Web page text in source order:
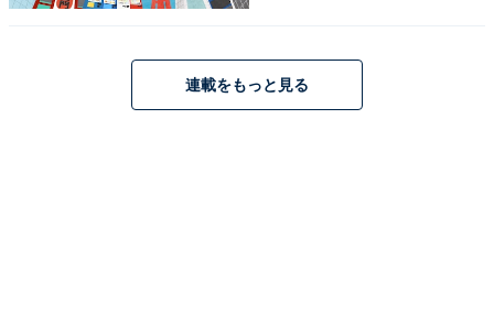
を心ゆくまで味わえる宿です。
連載をもっと見る